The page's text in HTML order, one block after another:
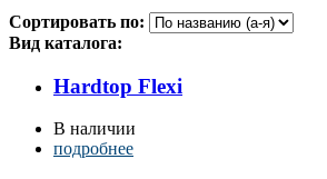
Сортировать по:
Вид каталога:
Hardtop Flexi
В наличии
подробнее